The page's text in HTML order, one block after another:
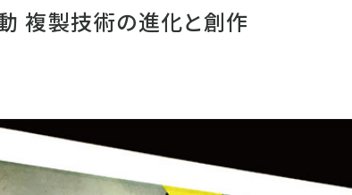
複製技術の進化と創作